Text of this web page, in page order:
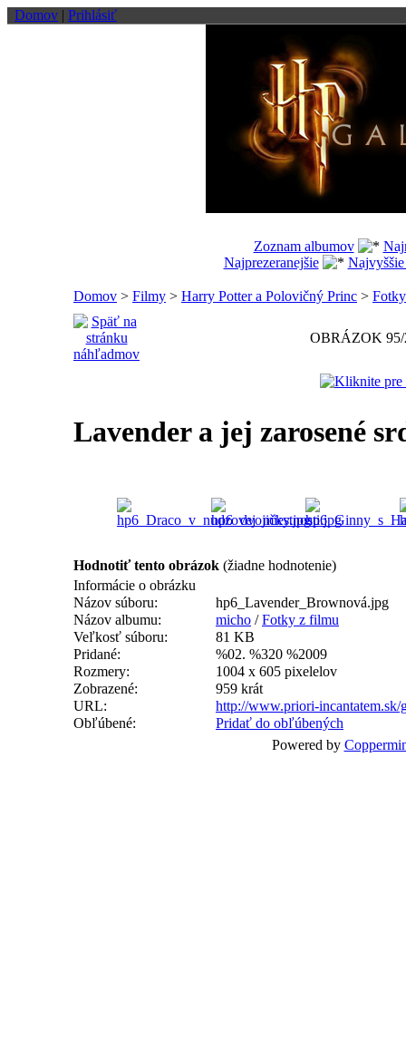
Domov | Prihlásiť
Zoznam albumov
Najprezeranejšie
Domov > Filmy > Harry Potter a Polovičný Princ >
OBRÁZOK 95/
Lavender a jej zarosené
Hodnotiť tento obrázok (žiadne hodnotenie)
Informácie o obrázku
Názov súboru:
hp6_Lavender_Brownová.jpg
Názov albumu:
micho /Fotky z filmu
Veľkosť súboru:
81 KB
Pridané:
%02. %320 %2009
Rozmery:
1004 x 605 pixelelov
Zobrazené:
959 krát
URL:
http://www.priori-incantatem.sk/
Obľúbené:
Pridať do obľúbených
Powered by